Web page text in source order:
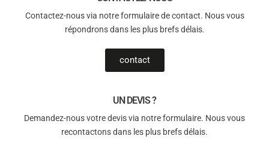
Contactez-nous via notre formulaire de contact. Nous vous
répondrons dans les plus brefs délais.
contact
UN DEVIS ?
Demandez-nous votre devis via notre formulaire. Nous vous
recontactons dans les plus brefs délais.